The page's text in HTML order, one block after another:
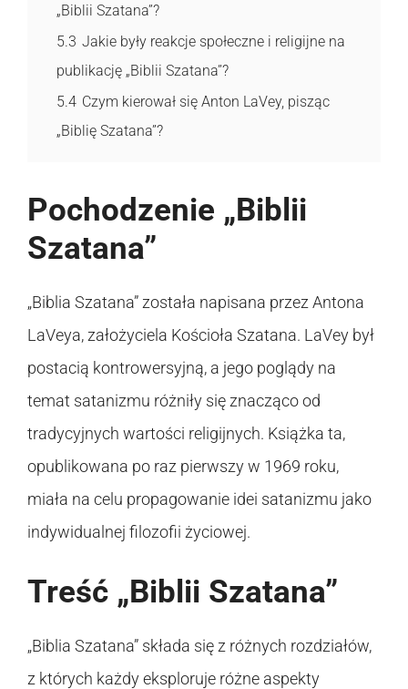
„Biblii Szatana”?
5.3 Jakie były reakcje społeczne i religijne na
publikację „Biblii Szatana”?
5.4 Czym kierował się Anton LaVey, pisząc
„Biblię Szatana”?
Pochodzenie „Biblii
Szatana”
„Biblia Szatana” została napisana przez Antona
LaVeya, założyciela Kościoła Szatana. LaVey był
postacią kontrowersyjną, a jego poglądy na
temat satanizmu różniły się znacząco od
tradycyjnych wartości religijnych. Książka ta,
opublikowana po raz pierwszy w 1969 roku,
miała na celu propagowanie idei satanizmu jako
indywidualnej filozofii życiowej.
Treść „Biblii Szatana”
„Biblia Szatana” składa się z różnych rozdziałów,
z których każdy eksploruje różne aspekty